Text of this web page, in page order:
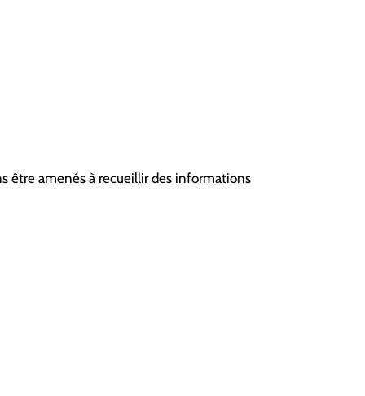
être amenés à recueillir des informations